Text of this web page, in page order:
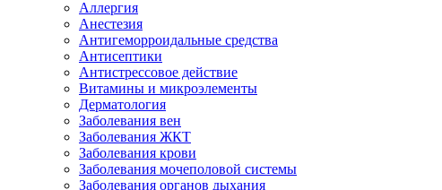
Аллергия
Анестезия
Антигеморроидальные средства
Антисептики
Антистрессовое действие
Витамины и микроэлементы
Дерматология
Заболевания вен
Заболевания ЖКТ
Заболевания крови
Заболевания мочеполовой системы
Заболевания органов дыхания